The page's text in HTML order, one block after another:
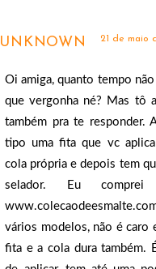
UNKNOWN 21 de maio
Oi amiga, quanto tempo
que vergonha né? Mas tô
também pra te responder.
tipo uma fita que vc
cola própria e depois tem
selador. Eu
vários modelos, não é caro
fita e a cola dura também.